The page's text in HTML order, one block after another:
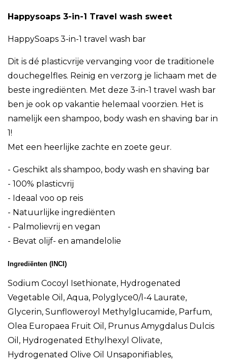
Happysoaps 3-in-1 Travel wash sweet
HappySoaps 3-in-1 travel wash bar
Dit is dé plasticvrije vervanging voor de traditionele
douchegelfles. Reinig en verzorg je lichaam met de
beste ingrediënten. Met deze 3-in-1 travel wash bar
ben je ook op vakantie helemaal voorzien. Het is
namelijk een shampoo, body wash en shaving bar in
1!
Met een heerlijke zachte en zoete geur.
- Geschikt als shampoo, body wash en shaving bar
- 100% plasticvrij
- Ideaal voo op reis
- Natuurlijke ingrediënten
- Palmolievrij en vegan
- Bevat olijf- en amandelolie
Ingrediënten (INCI)
Sodium Cocoyl Isethionate, Hydrogenated
Vegetable Oil, Aqua, Polyglyce0/l-4 Laurate,
Glycerin, Sunfloweroyl Methylglucamide, Parfum,
Olea Europaea Fruit Oil, Prunus Amygdalus Dulcis
Oil, Hydrogenated Ethylhexyl Olivate,
Hydrogenated Olive Oil Unsaponifiables,